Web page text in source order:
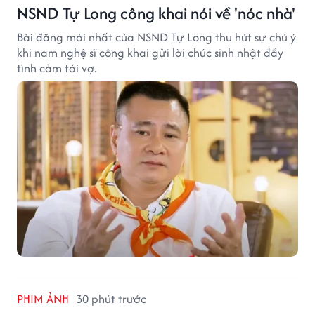
NSND Tự Long công khai nói về 'nóc nhà'
Bài đăng mới nhất của NSND Tự Long thu hút sự chú ý
khi nam nghệ sĩ công khai gửi lời chúc sinh nhật đầy
tình cảm tới vợ.
PHIM ẢNH 30 phút trước